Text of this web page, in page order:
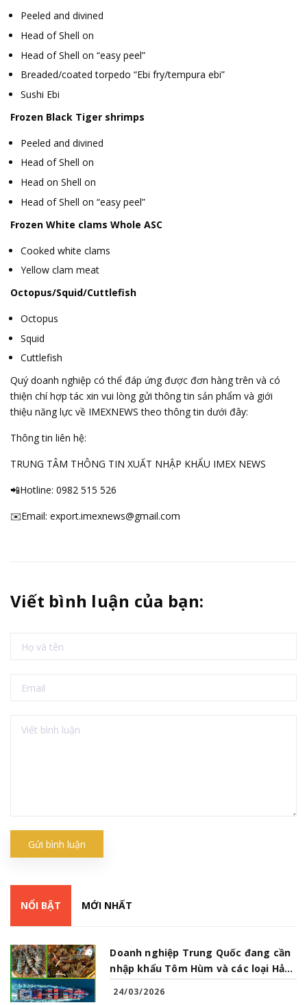
Peeled and divined
Head of Shell on
Head of Shell on “easy peel”
Breaded/coated torpedo “Ebi fry/tempura ebi”
Sushi Ebi
Frozen Black Tiger shrimps
Peeled and divined
Head of Shell on
Head on Shell on
Head of Shell on “easy peel”
Frozen White clams Whole ASC
Cooked white clams
Yellow clam meat
Octopus/Squid/Cuttlefish
Octopus
Squid
Cuttlefish
Quý doanh nghiệp có thể đáp ứng được đơn hàng trên và có
thiện chí hợp tác xin vui lòng gửi thông tin sản phẩm và giới
thiệu năng lực về IMEXNEWS theo thông tin dưới đây:
Thông tin liên hệ:
TRUNG TÂM THÔNG TIN XUẤT NHẬP KHẨU IMEX NEWS
📲Hotline: 0982 515 526
✉️Email: export.imexnews@gmail.com
Viết bình luận của bạn:
Gửi bình luận
NỔI BẬT MỚI NHẤT
Doanh nghiệp Trung Quốc đang cần
nhập khẩu Tôm Hùm và các loại Hải
24/03/2026